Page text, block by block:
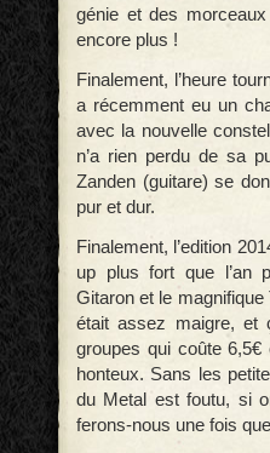
génie et des
encore plus !
Finalement, l’heure
a récemment eu un
avec la nouvelle
n’a rien perdu de sa
Zanden (guitare) se
pur et dur.
Finalement, l’edition
up plus fort que l’an
Gitaron et le
était assez maigre, et
groupes qui coûte
honteux. Sans les
du Metal est foutu, si
ferons-nous une fois